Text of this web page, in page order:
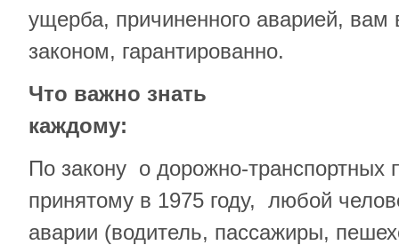
ущерба, причиненного аварией, вам
законом, гарантированно.
Что важно знать
каждому:
По закону о дорожно-транспортных
принятому в 1975 году, любой
аварии (водитель, пассажиры,